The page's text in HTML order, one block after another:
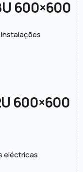
eléctricas
600×600
600×600